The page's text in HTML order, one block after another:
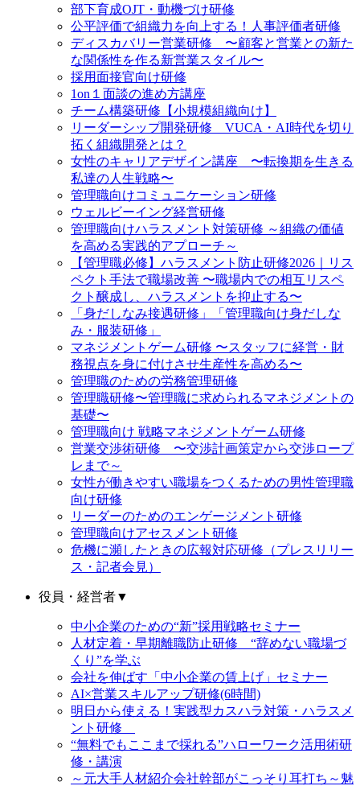
部下育成OJT・動機づけ研修
公平評価で組織力を向上する！人事評価者研修
ディスカバリー営業研修 〜顧客と営業との新た
な関係性を作る新営業スタイル〜
採用面接官向け研修
1on１面談の進め方講座
チーム構築研修【小規模組織向け】
リーダーシップ開発研修 VUCA・AI時代を切り
拓く組織開発とは？
女性のキャリアデザイン講座 〜転換期を生きる
私達の人生戦略〜
管理職向けコミュニケーション研修
ウェルビーイング経営研修
管理職向けハラスメント対策研修 ～組織の価値
を高める実践的アプローチ～
【管理職必修】ハラスメント防止研修2026｜リス
ペクト手法で職場改善 〜職場内での相互リスペ
クト醸成し、ハラスメントを抑止する〜
「身だしなみ接遇研修」「管理職向け身だしな
み・服装研修」
マネジメントゲーム研修 〜スタッフに経営・財
務視点を身に付けさせ生産性を高める〜
管理職のための労務管理研修
管理職研修〜管理職に求められるマネジメントの
基礎〜
管理職向け 戦略マネジメントゲーム研修
営業交渉術研修 〜交渉計画策定から交渉ロープ
レまで～
女性が働きやすい職場をつくるための男性管理職
向け研修
リーダーのためのエンゲージメント研修
管理職向けアセスメント研修
危機に瀕したときの広報対応研修（プレスリリー
ス・記者会見）
役員・経営者▼
中小企業のための“新”採用戦略セミナー
人材定着・早期離職防止研修 “辞めない職場づ
くり”を学ぶ
会社を伸ばす「中小企業の賃上げ」セミナー
AI×営業スキルアップ研修(6時間)
明日から使える！実践型カスハラ対策・ハラスメ
ント研修
“無料でもここまで採れる”ハローワーク活用術研
修・講演
～元大手人材紹介会社幹部がこっそり耳打ち～魅